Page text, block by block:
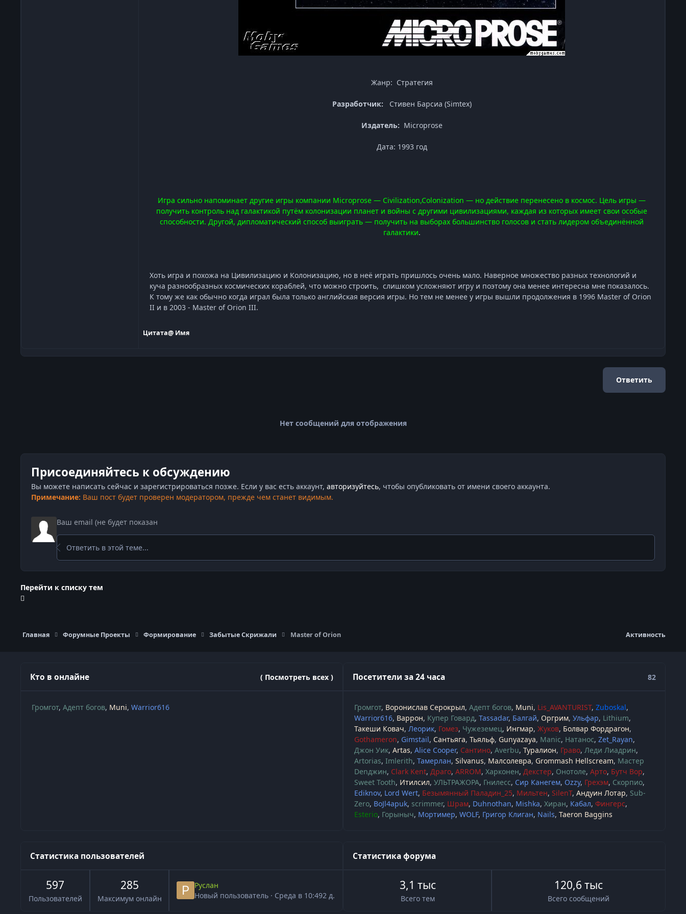
Жанр: Стратегия
Разработчик: Стивен Барсиа (Simtex)
Издатель: Microprose
Дата: 1993 год
Игра сильно напоминает другие игры компании Microprose — Civilization,Colonization — но действие перенесено в космос. Цель игры —
получить контроль над галактикой путём колонизации планет и войны с другими цивилизациями, каждая из которых имеет свои особые
способности. Другой, дипломатический способ выиграть — получить на выборах большинство голосов и стать лидером объединённой
галактики.
Хоть игра и похожа на Цивилизацию и Колонизацию, но в неё играть пришлось очень мало. Наверное множество разных технологий и
куча разнообразных космических кораблей, что можно строить, слишком усложняют игру и поэтому она менее интересна мне показалось.
К тому же как обычно когда играл была только английская версия игры. Но тем не менее у игры вышли продолжения в 1996 Master of Orion
II и в 2003 - Master of Orion III.
Цитата@ Имя
Ответить
Нет сообщений для отображения
Присоединяйтесь к обсуждению
Вы можете написать сейчас и зарегистрироваться позже. Если у вас есть аккаунт, авторизуйтесь, чтобы опубликовать от имени своего аккаунта.
Примечание: Ваш пост будет проверен модератором, прежде чем станет видимым.
Ответить в этой теме...
Перейти к списку тем
Главная Форумные Проекты Формирование Забытые Скрижали Master of Orion Активность
Кто в онлайне ( Посмотреть всех )
Громгот Адепт богов Muni Warrior616
Посетители за 24 часа 82
Громгот Воронислав Серокрыл Адепт богов Muni Lis_AVANTURIST Zuboskal
Warrior616 Варрон Купер Говард Tassadar Балгай Оргрим Ульфар Lithium
Такеши Ковач Леорик Гомез Чужеземец Ингмар Жуков Болвар Фордрагон
Gothameron Gimstail Сантьяга Тьяльф Gunyazaya Manic Натанос Zet_Rayan
Джон Уик Artas Alice Cooper Сантино Averbu Туралион Граво Леди Лиадрин
Artorias Imlerith Тамерлан Silvanus Малсолевра Grommash Hellscream Мастер
Denджин Clark Kent Драго ARROM Харконен Декстер Онотоле Арто Бутч Вор
Sweet Tooth Итилсил УЛЬТРАЖОРА Гнилесс Сир Канегем Ozzy Грехэм Скорпио
Ediknov Lord Wert Безымянный Паладин_25 Мильтен SilenT Андуин Лотар Sub-
Zero BoJl4apuk scrimmer Шрам Duhnothan Mishka Хиран Кабал Фингерс
Esterio Горыныч Мортимер WOLF Григор Клиган Nails Taeron Baggins
Статистика пользователей
597
Пользователей
285
Максимум онлайн
Руслан
Новый пользователь · Среда в 10:492 д.
Статистика форума
Всего тем
3,1 тыс
Всего сообщений
120,6 тыс